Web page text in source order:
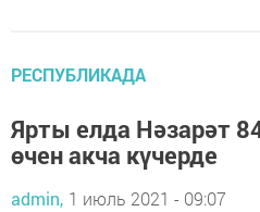
РЕСПУБЛИКАДА
Ярты елда Нәзарәт
өчен акча күчерде
admin, 1 июль 2021 - 09:07